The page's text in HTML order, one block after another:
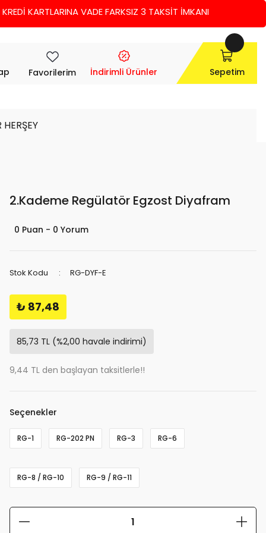
KARTLARINA VADE FARKSIZ 3 TAKSİT İMKANI
Favorilerim İndirimli Ürünler Sepetim
2.Kademe Regülatör Egzost Diyafram
0 Puan - 0 Yorum
Stok Kodu RG-DYF-E
₺ 87,48
85,73 TL (%2,00 havale indirimi)
9,44 TL den başlayan taksitlerle!!
Seçenekler
RG-1 RG-202 PN RG-3 RG-6
RG-8 / RG-10 RG-9 / RG-11